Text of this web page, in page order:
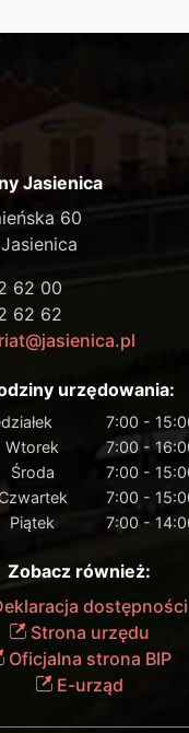
Jasienica
60
62 00
62 62
urzędowania:
7:00 -
Wtorek
7:00 -
Środa
7:00 -
Czwartek
7:00 -
Piątek
7:00 -
Zobacz również:
dostępności
Strona urzędu
Oficjalna strona BIP
E-urząd